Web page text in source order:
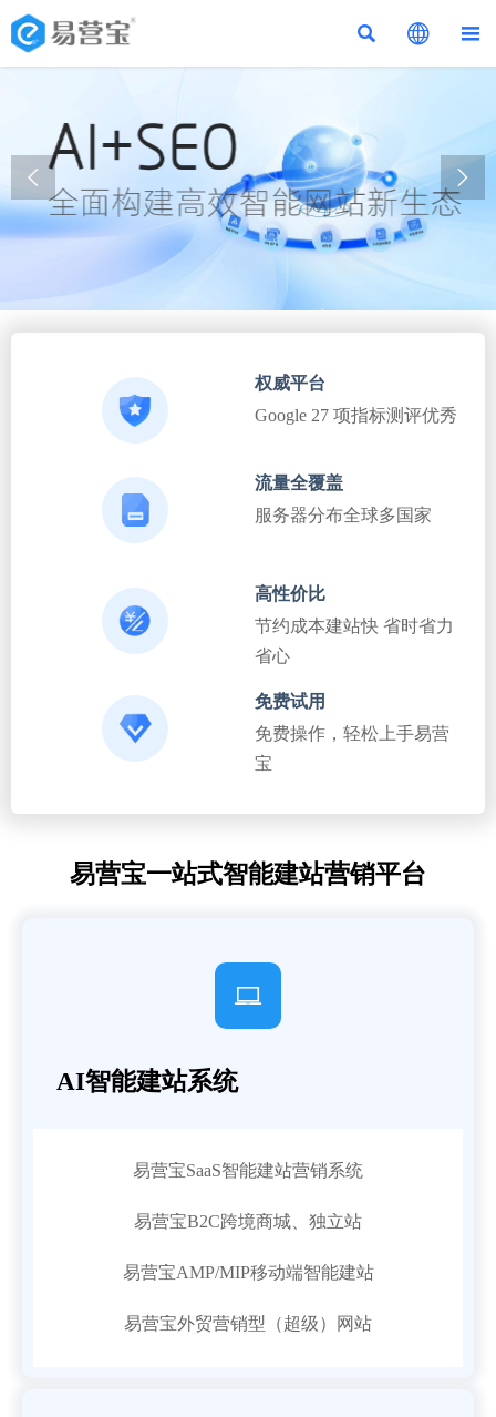
  
 
权威平台
Google 27 项指标测评优秀
流量全覆盖
服务器分布全球多国家
高性价比
节约成本建站快 省时省力
省心
免费试用
免费操作，轻松上手易营
宝
易营宝一站式智能建站营销平台

AI智能建站系统
易营宝SaaS智能建站营销系统
易营宝B2C跨境商城、独立站
易营宝AMP/MIP移动端智能建站
易营宝外贸营销型（超级）网站